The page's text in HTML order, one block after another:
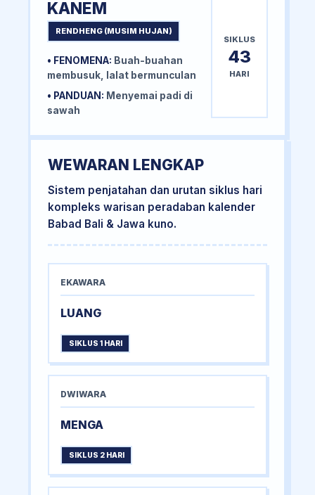
KANEM
RENDHENG (MUSIM HUJAN)
• FENOMENA: Buah-buahan
membusuk, lalat bermunculan
• PANDUAN: Menyemai padi di
sawah
SIKLUS
43
HARI
WEWARAN LENGKAP
Sistem penjatahan dan urutan siklus hari
kompleks warisan peradaban kalender
Babad Bali & Jawa kuno.
EKAWARA
LUANG
SIKLUS 1 HARI
DWIWARA
MENGA
SIKLUS 2 HARI